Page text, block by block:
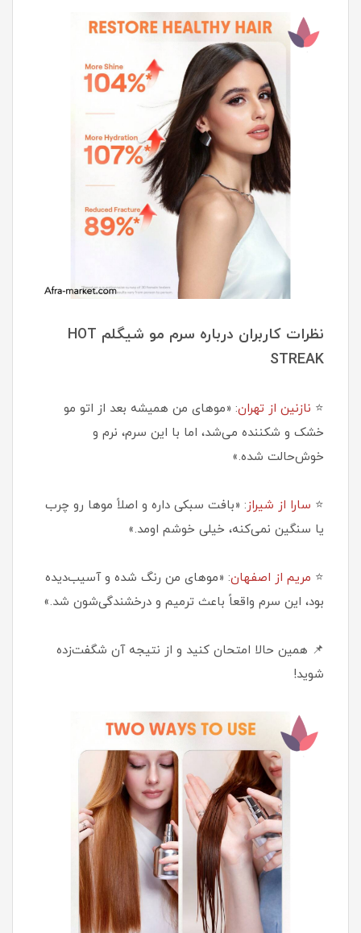
نظرات کاربران درباره سرم مو شیگلم HOT
STREAK
⭐ نازنین از تهران: «موهای من همیشه بعد از اتو مو
خشک و شکننده می‌شد، اما با این سرم، نرم و
خوش‌حالت شده.»
⭐ سارا از شیراز: «بافت سبکی داره و اصلاً موها رو چرب
یا سنگین نمی‌کنه، خیلی خوشم اومد.»
⭐ مریم از اصفهان: «موهای من رنگ شده و آسیب‌دیده
بود، این سرم واقعاً باعث ترمیم و درخشندگی‌شون شد.»
📌 همین حالا امتحان کنید و از نتیجه آن شگفت‌زده
شوید!